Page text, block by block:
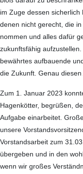
im Zuge dessen
denen nicht gerecht, die
nommen und alles dafür
zukunftsfähig
bewährtes aufbauende
die Zukunft. Genau
Zum 1. Januar 2023
Hagenkötter, begrüßen,
Aufgabe einarbeitet.
unsere
Vorstandsarbeit zum
übergeben und in den
wenn wir großes